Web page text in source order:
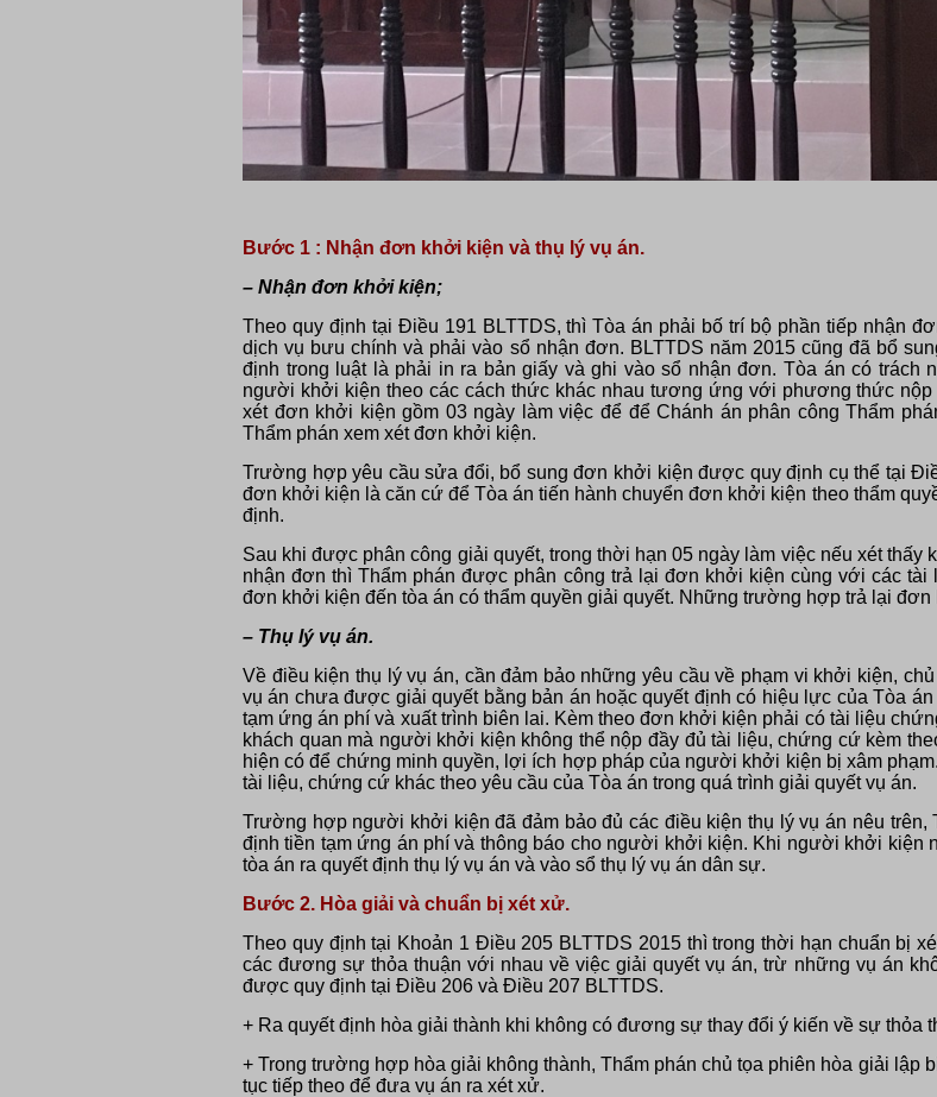
Bước 1 : Nhận đơn khởi kiện và thụ lý vụ án.
– Nhận đơn khởi kiện;
Theo quy định tại Điều 191 BLTTDS, thì Tòa án phải bố trí bộ phần tiếp nhận
dịch vụ bưu chính và phải vào sổ nhận đơn. BLTTDS năm 2015 cũng đã bổ
định trong luật là phải in ra bản giấy và ghi vào sổ nhận đơn. Tòa án có trách
người khởi kiện theo các cách thức khác nhau tương ứng với phương thức
xét đơn khởi kiện gồm 03 ngày làm việc để để Chánh án phân công Thẩm
Thẩm phán xem xét đơn khởi kiện.
Trường hợp yêu cầu sửa đổi, bổ sung đơn khởi kiện được quy định cụ thể tại
đơn khởi kiện là căn cứ để Tòa án tiến hành chuyển đơn khởi kiện theo thẩm
định.
Sau khi được phân công giải quyết, trong thời hạn 05 ngày làm việc nếu xét thấy
nhận đơn thì Thẩm phán được phân công trả lại đơn khởi kiện cùng với các
đơn khởi kiện đến tòa án có thẩm quyền giải quyết. Những trường hợp trả lại
– Thụ lý vụ án.
Về điều kiện thụ lý vụ án, cần đảm bảo những yêu cầu về phạm vi khởi kiện,
vụ án chưa được giải quyết bằng bản án hoặc quyết định có hiệu lực của Tòa
tạm ứng án phí và xuất trình biên lai. Kèm theo đơn khởi kiện phải có tài liệu
khách quan mà người khởi kiện không thể nộp đầy đủ tài liệu, chứng cứ kèm
hiện có để chứng minh quyền, lợi ích hợp pháp của người khởi kiện bị xâm
tài liệu, chứng cứ khác theo yêu cầu của Tòa án trong quá trình giải quyết vụ án.
Trường hợp người khởi kiện đã đảm bảo đủ các điều kiện thụ lý vụ án nêu
định tiền tạm ứng án phí và thông báo cho người khởi kiện. Khi người khởi kiện
tòa án ra quyết định thụ lý vụ án và vào sổ thụ lý vụ án dân sự.
Bước 2. Hòa giải và chuẩn bị xét xử.
Theo quy định tại Khoản 1 Điều 205 BLTTDS 2015 thì trong thời hạn chuẩn bị
các đương sự thỏa thuận với nhau về việc giải quyết vụ án, trừ những vụ án
được quy định tại Điều 206 và Điều 207 BLTTDS.
+ Ra quyết định hòa giải thành khi không có đương sự thay đổi ý kiến về sự thỏa
+ Trong trường hợp hòa giải không thành, Thẩm phán chủ tọa phiên hòa giải lập
tục tiếp theo để đưa vụ án ra xét xử.